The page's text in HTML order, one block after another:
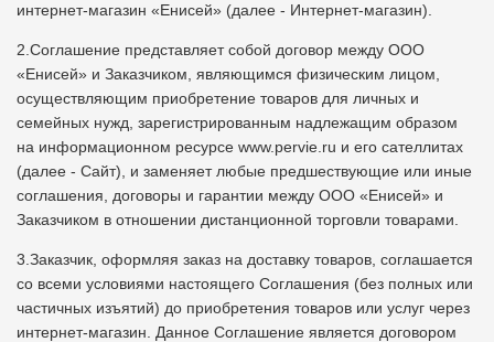
интернет-магазин «Енисей» (далее - Интернет-магазин).
2.Соглашение представляет собой договор между ООО
«Енисей» и Заказчиком, являющимся физическим лицом,
осуществляющим приобретение товаров для личных и
семейных нужд, зарегистрированным надлежащим образом
на информационном ресурсе www.pervie.ru и его сателлитах
(далее - Сайт), и заменяет любые предшествующие или иные
соглашения, договоры и гарантии между ООО «Енисей» и
Заказчиком в отношении дистанционной торговли товарами.
3.Заказчик, оформляя заказ на доставку товаров, соглашается
со всеми условиями настоящего Соглашения (без полных или
частичных изъятий) до приобретения товаров или услуг через
интернет-магазин. Данное Соглашение является договором